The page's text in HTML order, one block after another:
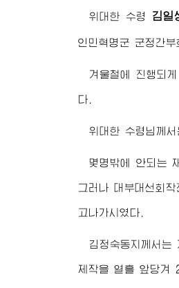
위대한 수령 김일
인민혁명군 군정간
겨울철에 진행되
다.
위대한 수령님께서
몇명밖에 안되는
그러나 대부대선회
고나가시였다.
김정숙동지 께서는
제작을 열흘 앞당겨